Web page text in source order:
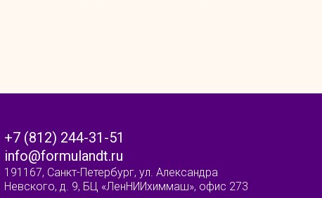
+7 (812) 244-31-51
info@formulandt.ru
191167, Санкт-Петербург, ул. Александра
Невского, д. 9, БЦ «ЛенНИИхиммаш», офис 273